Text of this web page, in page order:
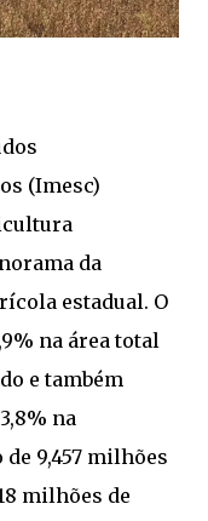
(Imesc)
da
estadual. O
na área total
e também
na
9,457 milhões
milhões de